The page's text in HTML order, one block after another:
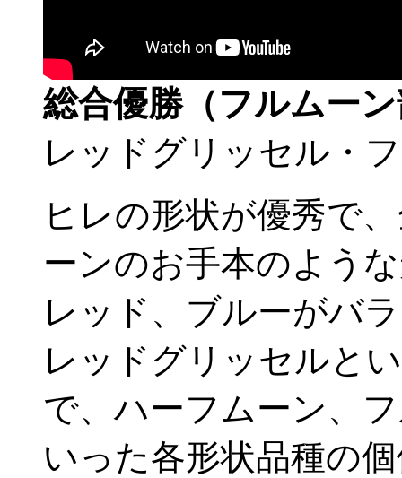
総合優勝（フルムー
レッドグリッセル・
ヒレの形状が優秀で
ーンのお手本のよう
レッド、ブルーがバ
レッドグリッセルと
で、ハーフムーン、
いった各形状品種の